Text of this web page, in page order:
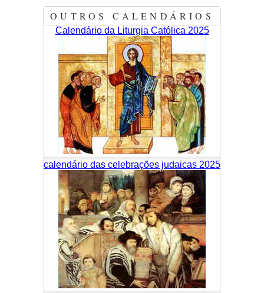
OUTROS CALENDÁRIOS
Calendário da Liturgia Católica 2025
calendário das celebrações judaicas 2025